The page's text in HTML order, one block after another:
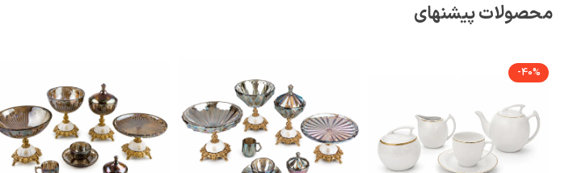
محصولات پیشنهای
-40%